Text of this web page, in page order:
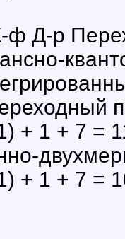
Д-р
+ 1 + 7 =
+ 1 + 7 =